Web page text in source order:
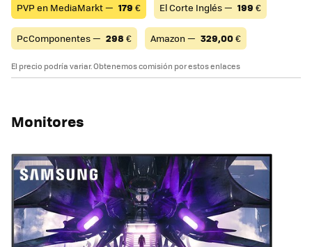
PVP en MediaMarkt — 179 € El Corte Inglés — 199 €
PcComponentes — 298 € Amazon — 329,00€
El precio podría variar. Obtenemos comisión por estos enlaces
Monitores